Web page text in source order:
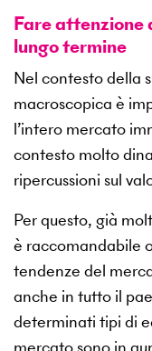
Fare attenzione
lungo termine
Nel contesto della
macroscopica è
l’intero mercato
contesto molto
ripercussioni sul
Per questo, già
è raccomandabile
tendenze del
anche in tutto il
determinati tipi di